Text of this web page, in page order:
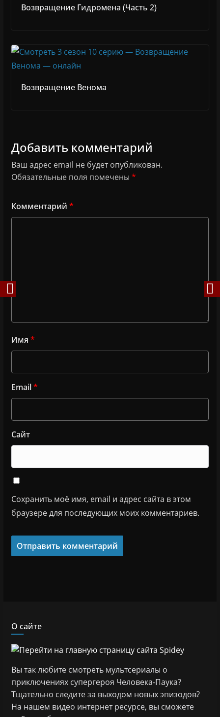
Возвращение Гидромена (Часть 2)
Возвращение Венома
Добавить комментарий
Ваш адрес email не будет опубликован.
Обязательные поля помечены *
Комментарий *
Имя *
Email*
Сайт
Сохранить моё имя, email и адрес сайта в этом
браузере для последующих моих комментариев.
О сайте
Вы так любите смотреть мультсериалы о
приключениях супергероя Человека-Паука?
Тщательно следите за выходом новых эпизодов?
На нашем видео интернет ресурсе, вы сможете